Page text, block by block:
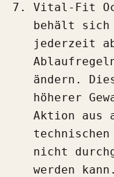
Vital-Fit
behält
jederzeit
ändern.
höherer
Aktion aus
nicht
werden kann.